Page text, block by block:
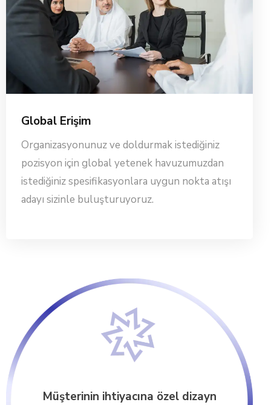
Global Erişim
Organizasyonunuz ve doldurmak istediğiniz
pozisyon için global yetenek havuzumuzdan
istediğiniz spesifikasyonlara uygun nokta atışı
adayı sizinle buluşturuyoruz.
Müşterinin ihtiyacına özel dizayn